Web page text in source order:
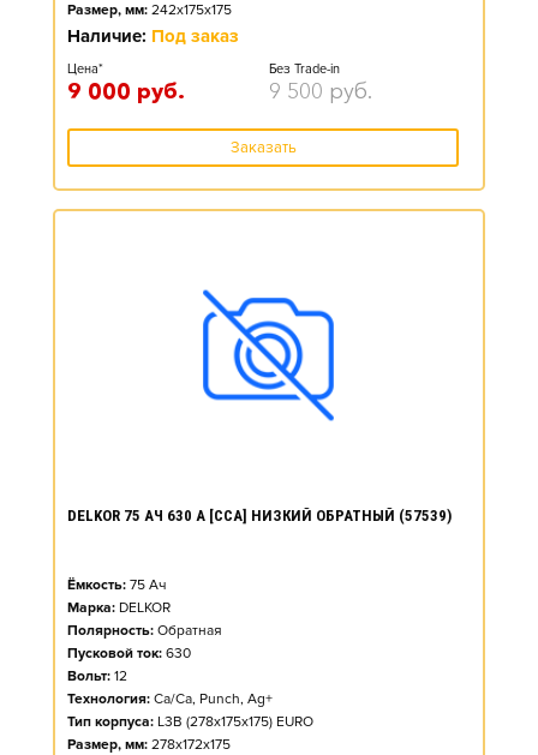
Размер, мм: 242x175x175
Наличие: Под заказ
Цена*
9 000 руб.
Без Trade-in
9 500 руб.
Заказать
DELKOR 75 АЧ 630 А [CCA] НИЗКИЙ ОБРАТНЫЙ (57539)
Ёмкость: 75 Ач
Марка: DELKOR
Полярность: Обратная
Пусковой ток: 630
Вольт: 12
Технология: Ca/Ca, Punch, Ag+
Тип корпуса: L3B (278x175x175) EURO
Размер, мм: 278x172x175